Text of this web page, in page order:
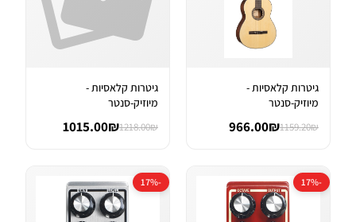
גיטרות קלאסיות -
מיוזיק-סנטר
1159.20₪
966.00₪
גיטרות קלאסיות -
מיוזיק-סנטר
1218.00₪
1015.00₪
-17%
-17%